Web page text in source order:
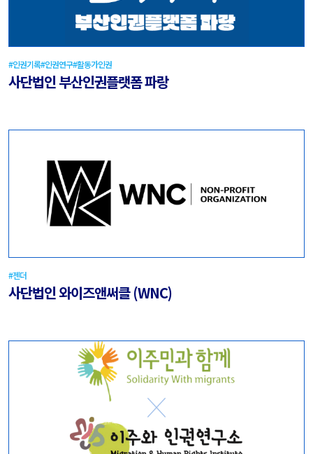
#인권기록#인권연구#활동가인권
사단법인 부산인권플랫폼 파랑
#젠더
사단법인 와이즈앤써클 (WNC)